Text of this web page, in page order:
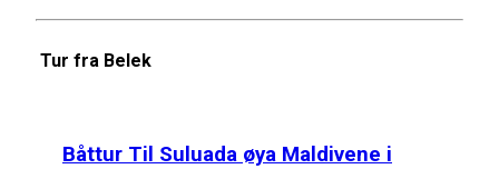
Tur fra Belek
Båttur Til Suluada øya Maldivene i